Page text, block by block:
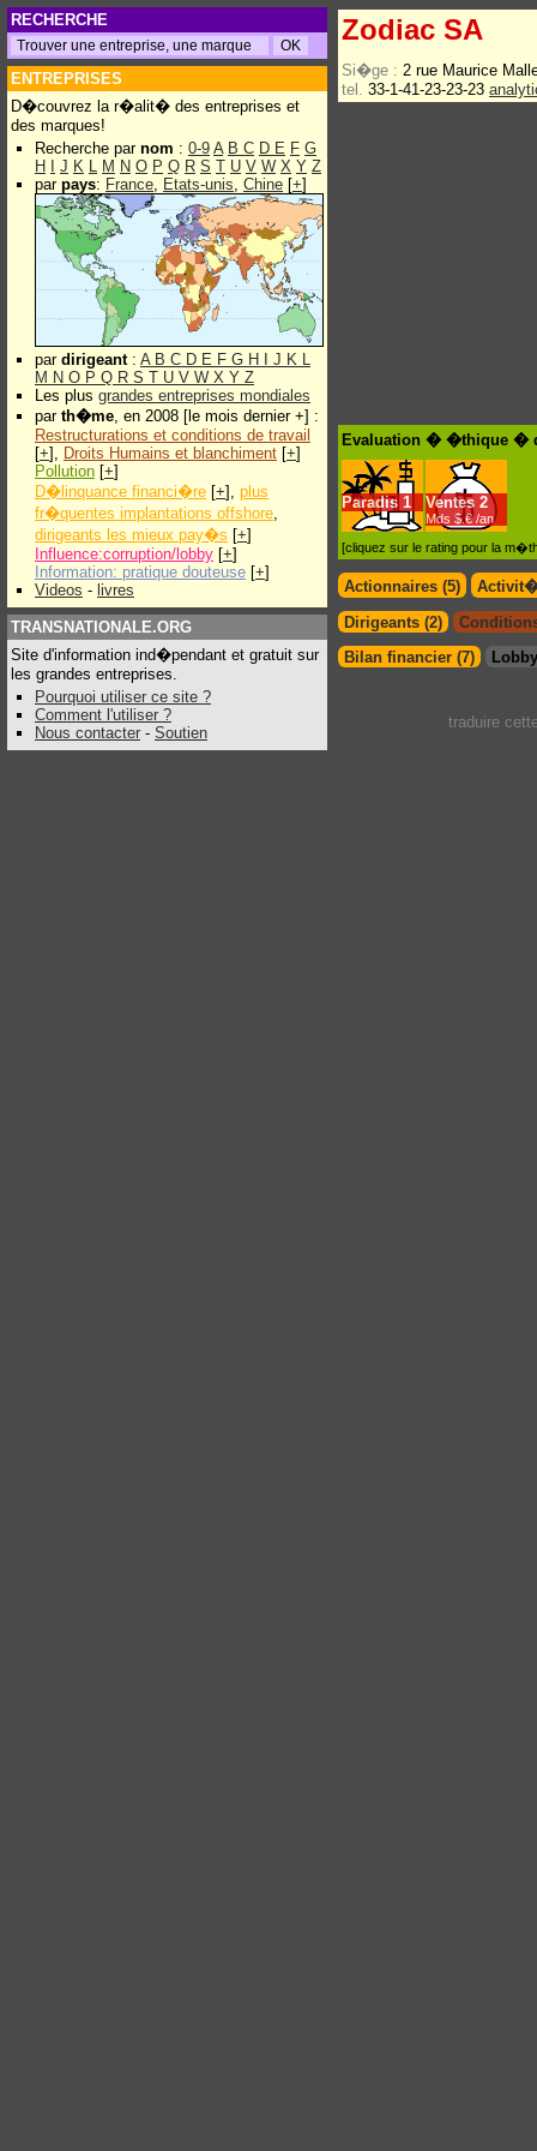
RECHERCHE
ENTREPRISES
D�couvrez la r�alit� des entreprises et
des marques!
Recherche par nom : 0-9 A B C D E F G
H
J K L M N O P Q R S T U V W X Y Z
par pays: France, Etats-unis, Chine [+]
par dirigeant: A B C D E F G H J K L
M N O P Q R S T U V W X Y Z
Les plus grandes entreprises mondiales
par th�me, en 2008 [le mois dernier +] :
Restructurations et conditions de travail
[+], Droits Humains et blanchiment [+]
Pollution [+]
D�linquance financi�re [+], plus
fr�quentes implantations offshore,
dirigeants les mieux pay�s [+]
Influence:corruption/lobby [+]
Information: pratique douteuse [+]
Videos - livres
TRANSNATIONALE.ORG
Site d'information ind�pendant et gratuit sur
les grandes entreprises.
Pourquoi utiliser ce site ?
Comment l'utiliser ?
Nous contacter - Soutien
Zodiac SA
Si�ge : 2 rue Maurice
tel. 33-1-41-23-23-23
Evaluation � �thique �
Paradis 1 Ventes 2
Mds $.€ /an
[cliquez sur le rating pour la
Actionnaires (5)
Dirigeants (2)
Bilan financier (7)
traduire